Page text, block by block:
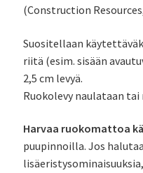
(Construction
Suositellaan
riitä (esim. sisään
2,5 cm levyä.
Ruokolevy naulataan
Harvaa ruokomattoa
puupinnoilla. Jos